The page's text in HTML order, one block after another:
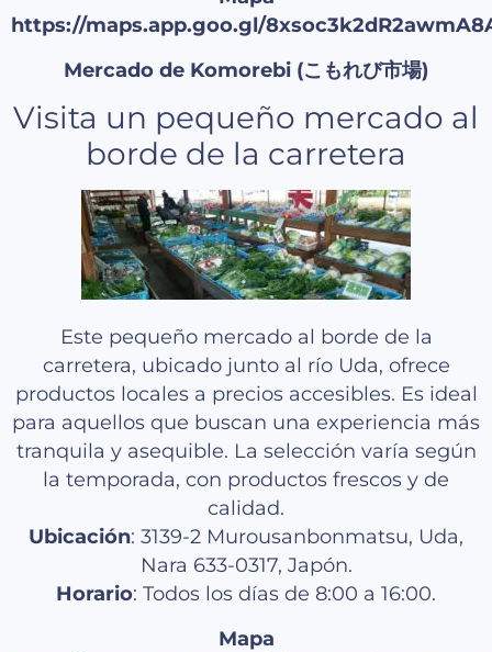
https://maps.app.goo.gl/
Mercado de Komorebi (こもれび市場)
Visita un pequeño mercado al
borde de la carretera
Este pequeño mercado al borde de la
carretera, ubicado junto al río Uda, ofrece
productos locales a precios accesibles. Es ideal
para aquellos que buscan una experiencia más
tranquila y asequible. La selección varía según
la temporada, con productos frescos y de
calidad.
Ubicación: 3139-2 Murousanbonmatsu, Uda,
Nara 633-0317, Japón.
Horario: Todos los días de 8:00 a 16:00.
Mapa